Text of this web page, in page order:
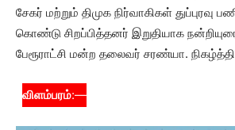
சேகர் மற்றும் திமுக நிர்வாகிகள் துப்புரவு
கொண்டு சிறப்பித்தனர் இறுதியாக நன்றியுரை
பேரூராட்சி மன்ற தலைவர் சரண்யா.
விளம்பரம்:—